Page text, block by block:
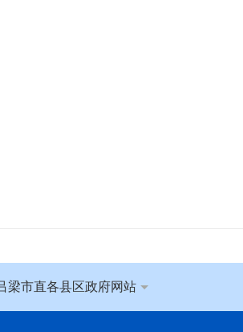
梁市直各县区政府网站